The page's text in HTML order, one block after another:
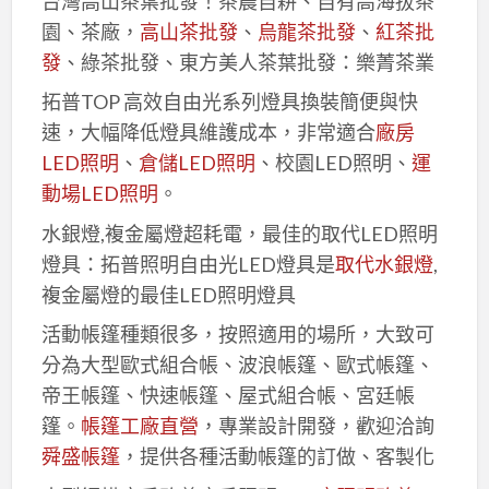
園、茶廠， 高山茶批發、 烏龍茶批發、 紅茶批
發、綠茶批發、東方美人茶葉批發：樂菁茶業
拓普TOP 高效自由光系列燈具換裝簡便與快
速，大幅降低燈具維護成本，非常適合廠房
LED照明 、 倉儲LED照明 、校園LED照明、 運
動場LED照明 。
水銀燈,複金屬燈超耗電，最佳的取代LED照明
燈具：拓普照明自由光LED燈具是取代水銀燈,
複金屬燈的最佳LED照明燈具
活動帳篷種類很多，按照適用的場所，大致可
分為大型歐式組合帳、波浪帳篷、歐式帳篷、
帝王帳篷、快速帳篷、屋式組合帳、宮廷帳
篷。 帳篷工廠直營 ，專業設計開發，歡迎洽詢
舜盛帳篷，提供各種活動帳篷的訂做、客製化